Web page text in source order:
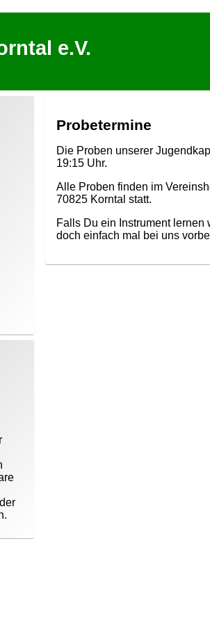
e.V.
Probetermine
Die Proben unserer
19:15 Uhr.
Alle Proben finden im
70825 Korntal statt.
Falls Du ein Instrument
doch einfach mal bei uns